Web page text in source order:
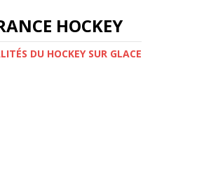
HOCKEY
DU HOCKEY SUR GLACE